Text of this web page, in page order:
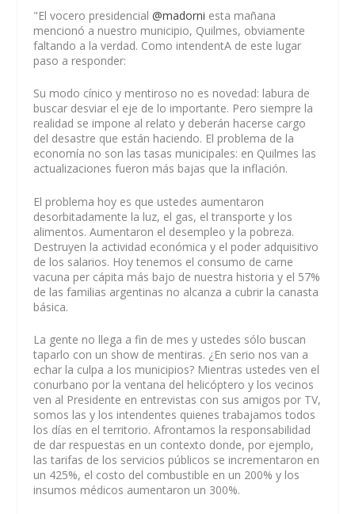
"El vocero presidencial@madorni esta mañana
mencionó a nuestro municipio, Quilmes, obviamente
faltando a la verdad. Como intendentA de este lugar
paso a responder:
Su modo cínico y mentiroso no es novedad: labura de
buscar desviar el eje de lo importante. Pero siempre la
realidad se impone al relato y deberán hacerse cargo
del desastre que están haciendo. El problema de la
economía no son las tasas municipales: en Quilmes las
actualizaciones fueron más bajas que la inflación.
El problema hoy es que ustedes aumentaron
desorbitadamente la luz, el gas, el transporte y los
alimentos. Aumentaron el desempleo y la pobreza.
Destruyen la actividad económica y el poder adquisitivo
de los salarios. Hoy tenemos el consumo de carne
vacuna per cápita más bajo de nuestra historia y el 57%
de las familias argentinas no alcanza a cubrir la canasta
básica.
La gente no llega a fin de mes y ustedes sólo buscan
taparlo con un show de mentiras. ¿En serio nos van a
echar la culpa a los municipios? Mientras ustedes ven el
conurbano por la ventana del helicóptero y los vecinos
ven al Presidente en entrevistas con sus amigos por TV,
somos las y los intendentes quienes trabajamos todos
los días en el territorio. Afrontamos la responsabilidad
de dar respuestas en un contexto donde, por ejemplo,
las tarifas de los servicios públicos se incrementaron en
un 425%, el costo del combustible en un 200% y los
insumos médicos aumentaron un 300%.